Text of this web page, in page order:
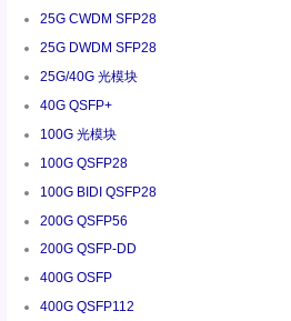
25G CWDM SFP28
25G DWDM SFP28
25G/40G 光模块
40G QSFP+
100G 光模块
100G QSFP28
100G BIDI QSFP28
200G QSFP56
200G QSFP-DD
400G OSFP
400G QSFP112